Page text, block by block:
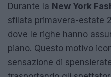
Durante la New York
sfilata primavera-estate
dove le righe hanno
piano. Questo motivo
sensazione di